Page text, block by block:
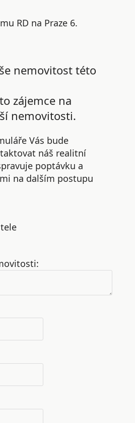
RD na Praze 6.
nemovitost této
zájemce na
nemovitosti.
Vás bude
náš realitní
poptávku a
na dalším postupu